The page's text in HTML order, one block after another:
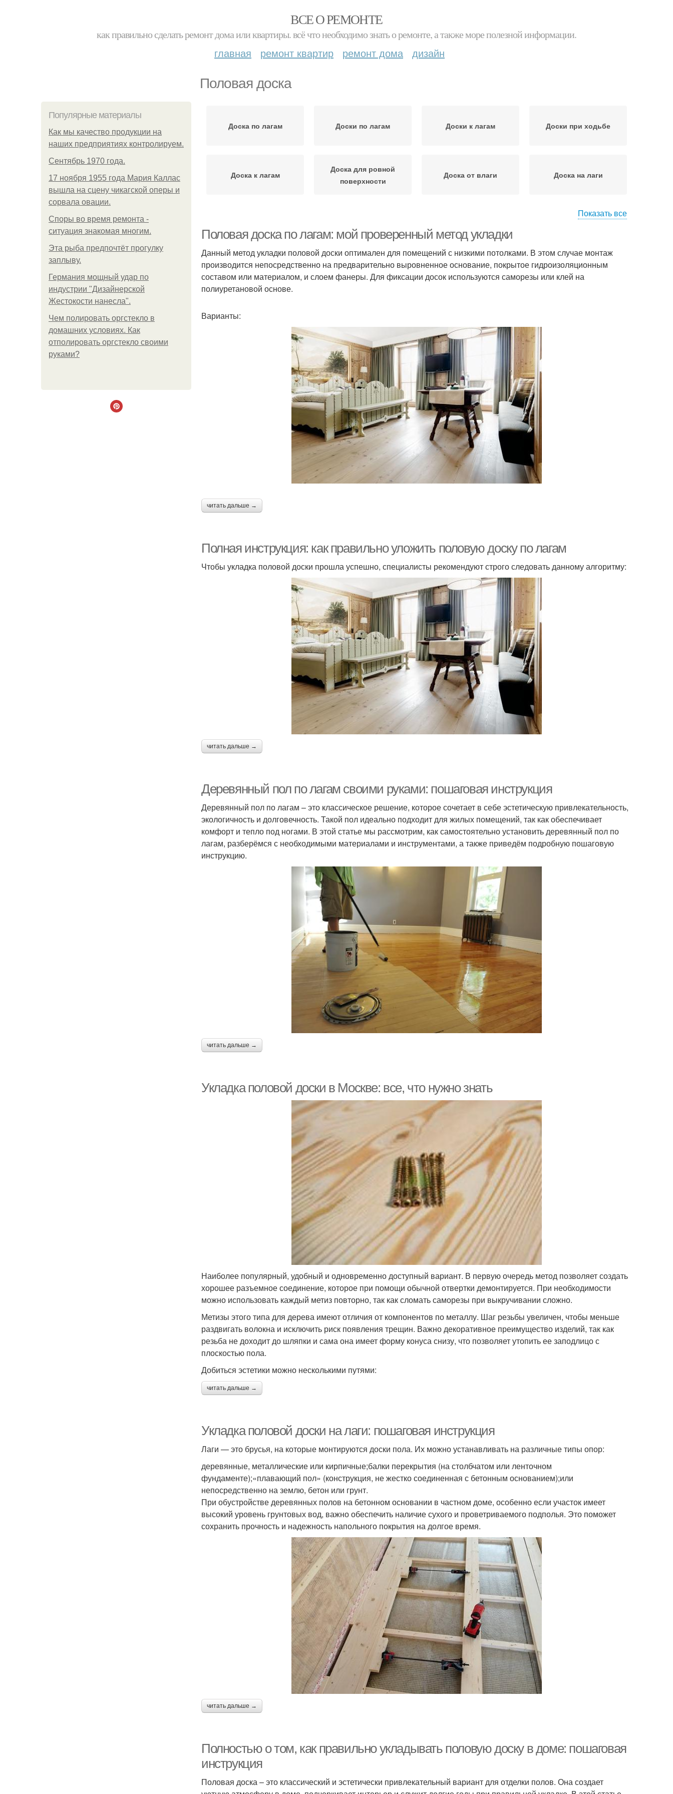
ВСЕ О РЕМОНТЕ
как правильно сделать ремонт дома или квартиры. всё что необходимо знать о ремонте, а также море полезной информации.
главная ремонт квартир ремонт дома дизайн
Половая доска
Популярные материалы
Как мы качество продукции на
наших предприятиях контролируем.
Сентябрь 1970 года.
17 ноября 1955 года Мария Каллас
вышла на сцену чикагской оперы и
сорвала овации.
Споры во время ремонта -
ситуация знакомая многим.
Эта рыба предпочтёт прогулку
заплыву.
Германия мощный удар по
индустрии "Дизайнерской
Жестокости нанесла".
Чем полировать оргстекло в
домашних условиях. Как
отполировать оргстекло своими
руками?
Доска по лагам Доски по лагам Доски к лагам Доски при ходьбе
Доска к лагам
Доска для ровной
поверхности
Доска от влаги Доска на лаги
Паркетная доска Черновая доска
Покрытие на половую
доску
Доски на лаги
Доска на лагах
Последующие доски Доски к полу
Доска на бетонное
основание
Доска перед укладкой
Доска на неровное
основание
Доска в квартире Доски с описанием
Показать все
Половая доска по лагам: мой проверенный метод укладки
Данный метод укладки половой доски оптимален для помещений с низкими потолками. В этом случае монтаж
производится непосредственно на предварительно выровненное основание, покрытое гидроизоляционным
составом или материалом, и слоем фанеры. Для фиксации досок используются саморезы или клей на
полиуретановой основе.
Варианты:
читать дальше →
Полная инструкция: как правильно уложить половую доску по лагам
Чтобы укладка половой доски прошла успешно, специалисты рекомендуют строго следовать данному алгоритму:
читать дальше →
Деревянный пол по лагам своими руками: пошаговая инструкция
Деревянный пол по лагам – это классическое решение, которое сочетает в себе эстетическую привлекательность,
экологичность и долговечность. Такой пол идеально подходит для жилых помещений, так как обеспечивает
комфорт и тепло под ногами. В этой статье мы рассмотрим, как самостоятельно установить деревянный пол по
лагам, разберёмся с необходимыми материалами и инструментами, а также приведём подробную пошаговую
инструкцию.
читать дальше →
Укладка половой доски в Москве: все, что нужно знать
Наиболее популярный, удобный и одновременно доступный вариант. В первую очередь метод позволяет создать
хорошее разъемное соединение, которое при помощи обычной отвертки демонтируется. При необходимости
можно использовать каждый метиз повторно, так как сломать саморезы при выкручивании сложно.
Метизы этого типа для дерева имеют отличия от компонентов по металлу. Шаг резьбы увеличен, чтобы меньше
раздвигать волокна и исключить риск появления трещин. Важно декоративное преимущество изделий, так как
резьба не доходит до шляпки и сама она имеет форму конуса снизу, что позволяет утопить ее заподлицо с
плоскостью пола.
Добиться эстетики можно несколькими путями:
читать дальше →
Укладка половой доски на лаги: пошаговая инструкция
Лаги — это брусья, на которые монтируются доски пола. Их можно устанавливать на различные типы опор:
деревянные, металлические или кирпичные;балки перекрытия (на столбчатом или ленточном
фундаменте);«плавающий пол» (конструкция, не жестко соединенная с бетонным основанием);или
непосредственно на землю, бетон или грунт.
При обустройстве деревянных полов на бетонном основании в частном доме, особенно если участок имеет
высокий уровень грунтовых вод, важно обеспечить наличие сухого и проветриваемого подполья. Это поможет
сохранить прочность и надежность напольного покрытия на долгое время.
читать дальше →
Полностью о том, как правильно укладывать половую доску в доме: пошаговая
инструкция
Половая доска – это классический и эстетически привлекательный вариант для отделки полов. Она создает